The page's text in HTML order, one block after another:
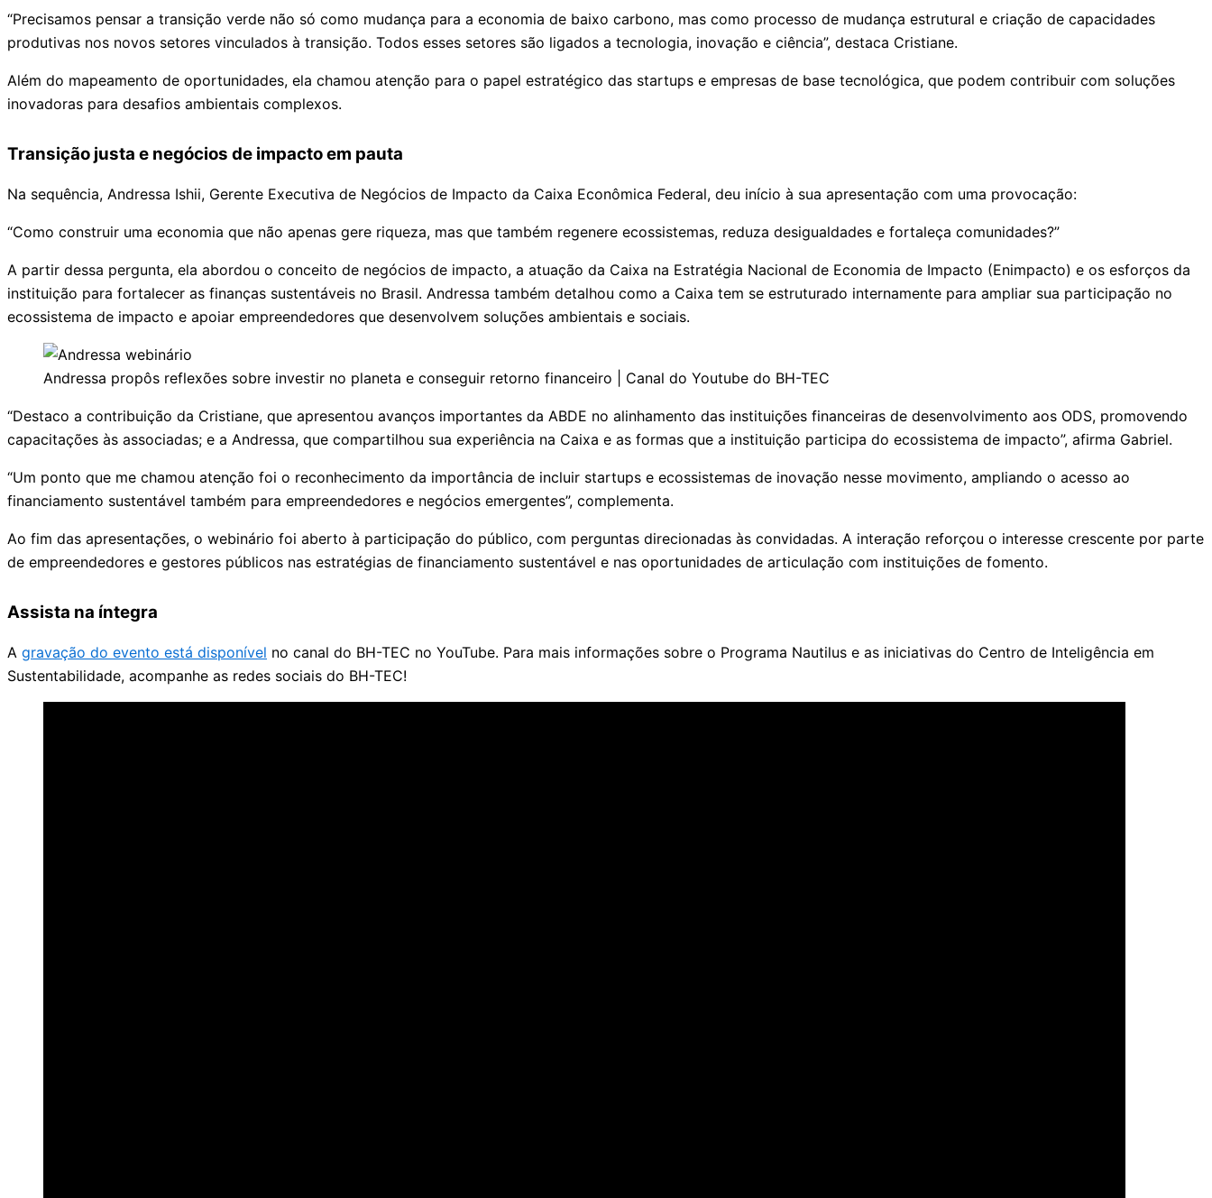
“Precisamos pensar a transição verde não só como mudança para a economia de baixo carbono, mas como processo de mudança estrutural e criação de capacidades
produtivas nos novos setores vinculados à transição. Todos esses setores são ligados a tecnologia, inovação e ciência”, destaca Cristiane.
Além do mapeamento de oportunidades, ela chamou atenção para o papel estratégico das startups e empresas de base tecnológica, que podem contribuir com soluções
inovadoras para desafios ambientais complexos.
Transição justa e negócios de impacto em pauta
Na sequência, Andressa Ishii, Gerente Executiva de Negócios de Impacto da Caixa Econômica Federal, deu início à sua apresentação com uma provocação:
“Como construir uma economia que não apenas gere riqueza, mas que também regenere ecossistemas, reduza desigualdades e fortaleça comunidades?”
A partir dessa pergunta, ela abordou o conceito de negócios de impacto, a atuação da Caixa na Estratégia Nacional de Economia de Impacto (Enimpacto) e os esforços da
instituição para fortalecer as finanças sustentáveis no Brasil. Andressa também detalhou como a Caixa tem se estruturado internamente para ampliar sua participação no
ecossistema de impacto e apoiar empreendedores que desenvolvem soluções ambientais e sociais.
Andressa propôs reflexões sobre investir no planeta e conseguir retorno financeiro | Canal do Youtube do BH-TEC
“Destaco a contribuição da Cristiane, que apresentou avanços importantes da ABDE no alinhamento das instituições financeiras de desenvolvimento aos ODS, promovendo
capacitações às associadas; e a Andressa, que compartilhou sua experiência na Caixa e as formas que a instituição participa do ecossistema de impacto”, afirma Gabriel.
“Um ponto que me chamou atenção foi o reconhecimento da importância de incluir startups e ecossistemas de inovação nesse movimento, ampliando o acesso ao
financiamento sustentável também para empreendedores e negócios emergentes”, complementa.
Ao fim das apresentações, o webinário foi aberto à participação do público, com perguntas direcionadas às convidadas. A interação reforçou o interesse crescente por parte
de empreendedores e gestores públicos nas estratégias de financiamento sustentável e nas oportunidades de articulação com instituições de fomento.
Assista na íntegra
A gravação do evento está disponível no canal do BH-TEC no YouTube. Para mais informações sobre o Programa Nautilus e as iniciativas do Centro de Inteligência em
Sustentabilidade, acompanhe as redes sociais do BH-TEC!